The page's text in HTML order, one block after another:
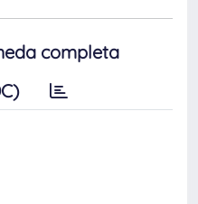
completa